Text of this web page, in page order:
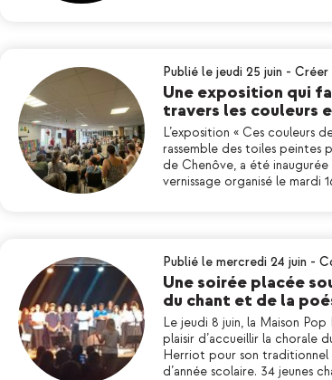
Publié le jeudi 25 juin - Créer
Une exposition qui
travers les couleurs
L’exposition « Ces couleurs
rassemble des toiles peintes
de Chenôve, a été inaugurée
vernissage organisé le mardi
Publié le mercredi 24 juin -
Une soirée placée
du chant et de la
Le jeudi 8 juin, la Maison
plaisir d’accueillir la chorale
Herriot pour son
d’année scolaire. 34 jeunes